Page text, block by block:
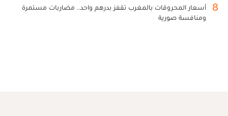
8
أسعار المحروقات بالمغرب تقفز بدرهم واحد.. مضاربات مستمرة
ومنافسة صورية